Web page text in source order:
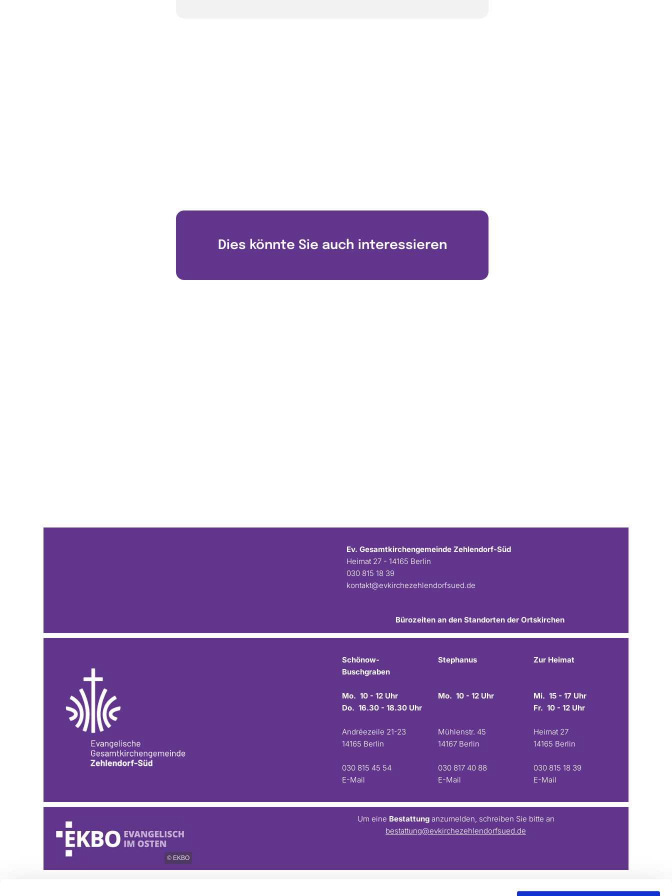
Dies könnte Sie auch interessieren
Ev. Gesamtkirchengemeinde Zehlendorf-Süd
Heimat 27 - 14165 Berlin
030 815 18 39
kontakt@evkirchezehlendorfsued.de
Bürozeiten an den Standorten der Ortskirchen
Schönow-
Buschgraben
Mo. 10 - 12 Uhr
Do. 16.30 - 18.30 Uhr
Andréezeile 21-23
14165 Berlin
030 815 45 54
E-Mail
Stephanus
Mo. 10 - 12 Uhr
Mühlenstr. 45
14167 Berlin
030 817 40 88
E-Mail
Zur Heimat
Mi. 15 - 17 Uhr
Fr. 10 - 12 Uhr
Heimat 27
14165 Berlin
030 815 18 39
E-Mail
© EKBO
Um eine Bestattunganzumelden, schreiben Sie bitte an
bestattung@evkirchezehlendorfsued.de